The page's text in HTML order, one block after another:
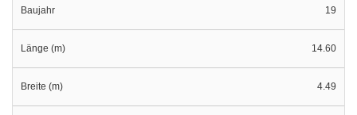
Baujahr 19
Länge (m) 14.60
Breite (m) 4.49